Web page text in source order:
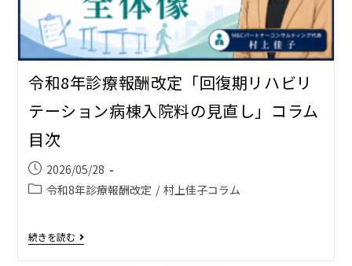
令和8年診療報酬改定「回復期リハビリ
テーション病棟入院料の見直し」コラム
目次
2026/05/28
令和8年診療報酬改定 / 村上佳子コラム
続きを読む